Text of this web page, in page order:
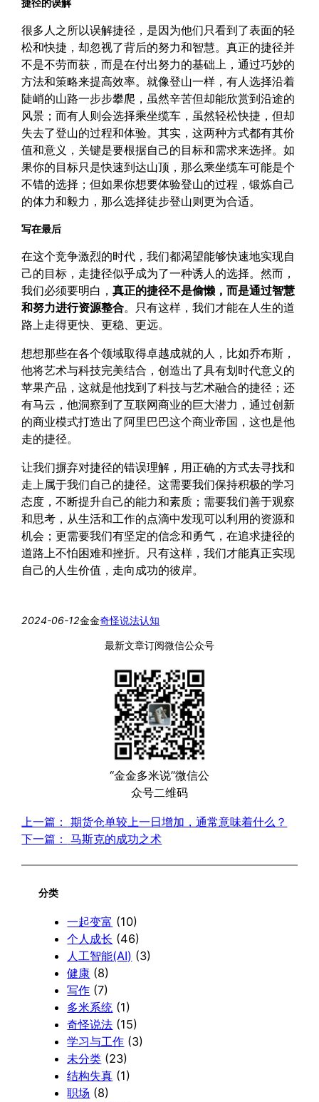
捷径的误解
很多人之所以误解捷径，是因为他们只看到了表面的轻
松和快捷，却忽视了背后的努力和智慧。真正的捷径并
不是不劳而获，而是在付出努力的基础上，通过巧妙的
方法和策略来提高效率。就像登山一样，有人选择沿着
陡峭的山路一步步攀爬，虽然辛苦但却能欣赏到沿途的
风景；而有人则会选择乘坐缆车，虽然轻松快捷，但却
失去了登山的过程和体验。其实，这两种方式都有其价
值和意义，关键是要根据自己的目标和需求来选择。如
果你的目标只是快速到达山顶，那么乘坐缆车可能是个
不错的选择；但如果你想要体验登山的过程，锻炼自己
的体力和毅力，那么选择徒步登山则更为合适。
写在最后
在这个竞争激烈的时代，我们都渴望能够快速地实现自
己的目标，走捷径似乎成为了一种诱人的选择。然而，
我们必须要明白，真正的捷径不是偷懒，而是通过智慧
和努力进行资源整合。只有这样，我们才能在人生的道
路上走得更快、更稳、更远。
想想那些在各个领域取得卓越成就的人，比如乔布斯，
他将艺术与科技完美结合，创造出了具有划时代意义的
苹果产品，这就是他找到了科技与艺术融合的捷径；还
有马云，他洞察到了互联网商业的巨大潜力，通过创新
的商业模式打造出了阿里巴巴这个商业帝国，这也是他
走的捷径。
让我们摒弃对捷径的错误理解，用正确的方式去寻找和
走上属于我们自己的捷径。这需要我们保持积极的学习
态度，不断提升自己的能力和素质；需要我们善于观察
和思考，从生活和工作的点滴中发现可以利用的资源和
机会；更需要我们有坚定的信念和勇气，在追求捷径的
道路上不怕困难和挫折。只有这样，我们才能真正实现
自己的人生价值，走向成功的彼岸。
2024-06-12金金奇怪说法认知
最新文章订阅微信公众号
“金金多米说”微信公
众号二维码
上一篇：
期货仓单较上一日增加，通常意味着什么？
下一篇：
马斯克的成功之术
分类
一起变富 (10)
个人成长 (46)
人工智能(AI) (3)
健康 (8)
写作 (7)
多米系统 (1)
奇怪说法 (15)
学习与工作 (3)
未分类 (23)
结构失真 (1)
职场 (8)